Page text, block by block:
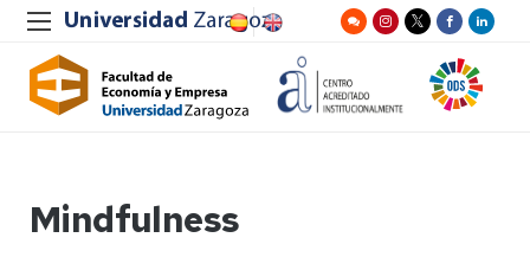
Mindfulness